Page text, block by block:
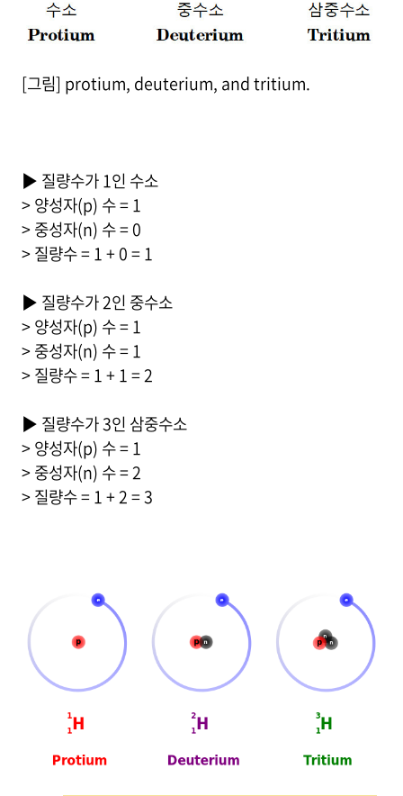
[그림] protium, deuterium, and tritium.
▶ 질량수가 1인 수소
> 양성자(p) 수 = 1
> 중성자(n) 수 = 0
> 질량수 = 1 + 0 = 1
▶ 질량수가 2인 중수소
> 양성자(p) 수 = 1
> 중성자(n) 수 = 1
> 질량수 = 1 + 1 = 2
▶ 질량수가 3인 삼중수소
> 양성자(p) 수 = 1
> 중성자(n) 수 = 2
> 질량수 = 1 + 2 = 3